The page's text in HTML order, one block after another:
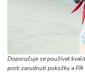
Doporučuje se používat
proti zarudnutí pokožky a